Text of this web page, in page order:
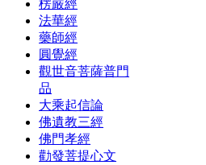
楞嚴經
法華經
藥師經
圓覺經
觀世音菩薩普門
品
大乘起信論
佛遺教三經
佛門孝經
勸發菩提心文